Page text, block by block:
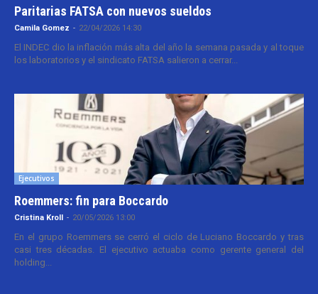
Paritarias FATSA con nuevos sueldos
Camila Gomez - 22/04/2026 14:30
El INDEC dio la inflación más alta del año la semana pasada y al toque
los laboratorios y el sindicato FATSA salieron a cerrar...
Ejecutivos
Roemmers: fin para Boccardo
Cristina Kroll - 20/05/2026 13:00
En el grupo Roemmers se cerró el ciclo de Luciano Boccardo y tras
casi tres décadas. El ejecutivo actuaba como gerente general del
holding...